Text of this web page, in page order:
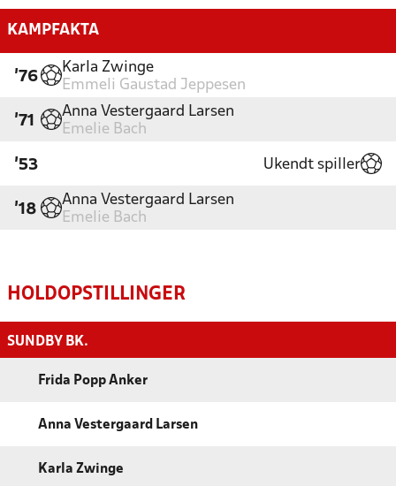
KAMPFAKTA
'76
Karla Zwinge
Emmeli Gaustad Jeppesen
'71
Anna Vestergaard Larsen
Emelie Bach
'53 Ukendt spiller
'18
Anna Vestergaard Larsen
Emelie Bach
HOLDOPSTILLINGER
SUNDBY BK.
Frida Popp Anker
Anna Vestergaard Larsen
Karla Zwinge